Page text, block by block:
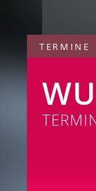
TERMINE